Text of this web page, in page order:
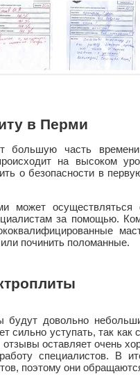
в Перми
большую часть
на высоком
о безопасности в
может
за помощью.
починить поломанные.
будут довольно
сильно уступать, так
оставляет очень
специалистов. В
поэтому они